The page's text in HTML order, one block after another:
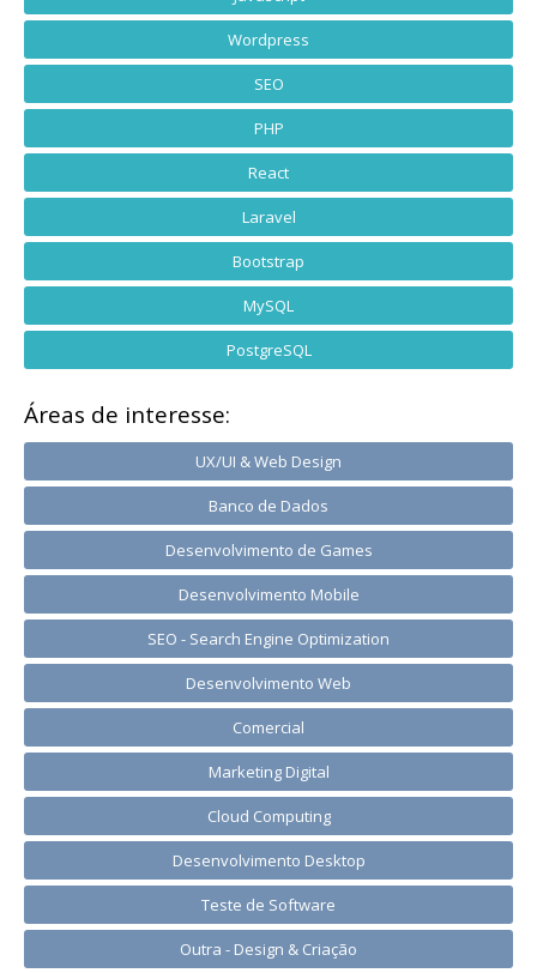
Wordpress
SEO
PHP
React
Laravel
Bootstrap
MySQL
PostgreSQL
Áreas de interesse:
UX/UI & Web Design
Banco de Dados
Desenvolvimento de Games
Desenvolvimento Mobile
SEO - Search Engine Optimization
Desenvolvimento Web
Comercial
Marketing Digital
Cloud Computing
Desenvolvimento Desktop
Teste de Software
Outra - Design & Criação